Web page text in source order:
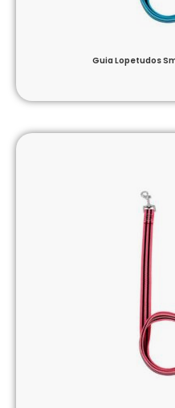
Guia Lopetudos